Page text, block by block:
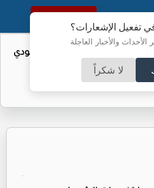
تفعيل الإشعارات؟
والأخبار العاجلة
لا شكراً
النسخة الكاملة
المتحدة من النفط السعودي
الصفر